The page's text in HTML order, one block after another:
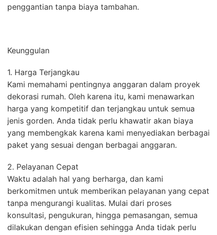
penggantian tanpa biaya tambahan.
Keunggulan
1. Harga Terjangkau
Kami memahami pentingnya anggaran dalam proyek
dekorasi rumah. Oleh karena itu, kami menawarkan
harga yang kompetitif dan terjangkau untuk semua
jenis gorden. Anda tidak perlu khawatir akan biaya
yang membengkak karena kami menyediakan berbagai
paket yang sesuai dengan berbagai anggaran.
2. Pelayanan Cepat
Waktu adalah hal yang berharga, dan kami
berkomitmen untuk memberikan pelayanan yang cepat
tanpa mengurangi kualitas. Mulai dari proses
konsultasi, pengukuran, hingga pemasangan, semua
dilakukan dengan efisien sehingga Anda tidak perlu